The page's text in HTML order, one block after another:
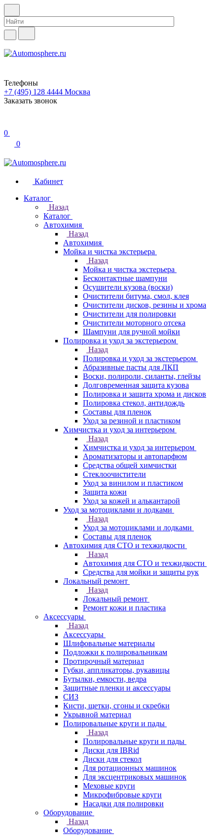
Телефоны
+7 (495) 128 4444 Москва
Заказать звонок
0
0
Кабинет
Каталог
Назад
Каталог
Автохимия
Назад
Автохимия
Мойка и чистка экстерьера
Назад
Мойка и чистка экстерьера
Бесконтактные шампуни
Осушители кузова (воски)
Очистители битума, смол, клея
Очистители дисков, резины и хрома
Очистители для полировки
Очистители моторного отсека
Шампуни для ручной мойки
Полировка и уход за экстерьером
Назад
Полировка и уход за экстерьером
Абразивные пасты для ЛКП
Воски, полироли, силанты, глейзы
Долговременная защита кузова
Полировка и защита хрома и дисков
Полировка стекол, антидождь
Составы для пленок
Уход за резиной и пластиком
Химчистка и уход за интерьером
Назад
Химчистка и уход за интерьером
Ароматизаторы и автопарфюм
Средства общей химчистки
Стеклоочистители
Уход за винилом и пластиком
Защита кожи
Уход за кожей и алькантарой
Уход за мотоциклами и лодками
Назад
Уход за мотоциклами и лодками
Составы для пленок
Автохимия для СТО и техжидкости
Назад
Автохимия для СТО и техжидкости
Средства для мойки и защиты рук
Локальный ремонт
Назад
Локальный ремонт
Ремонт кожи и пластика
Аксессуары
Назад
Аксессуары
Шлифовальные материалы
Подложки к полировальникам
Протирочный материал
Губки, аппликаторы, рукавицы
Бутылки, емкости, ведра
Защитные пленки и аксессуары
СИЗ
Кисти, щетки, сгоны и скребки
Укрывной материал
Полировальные круги и пады
Назад
Полировальные круги и пады
Диски для IBRid
Диски для стекол
Для ротационных машинок
Для эксцентриковых машинок
Меховые круги
Микрофибровые круги
Насадки для полировки
Оборудование
Назад
Оборудование